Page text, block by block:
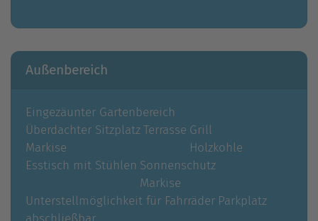
Außenbereich
Eingezäunter Gartenbereich
Überdachter Sitzplatz
Markise
Terrasse Grill
Holzkohle
Esstisch mit Stühlen Sonnenschutz
Markise
Unterstellmöglichkeit für Fahrräder Parkplatz